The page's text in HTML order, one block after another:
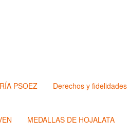
PSOEZ Derechos y fidelidades
MEDALLAS DE HOJALATA